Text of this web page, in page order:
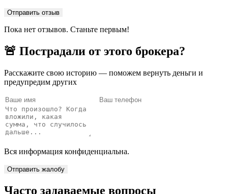
Пока нет отзывов. Станьте первым!
🚨 Пострадали от этого брокера?
Расскажите свою историю — поможем вернуть деньги и
предупредим других
Вся информация конфиденциальна.
Отправить жалобу
Часто задаваемые вопросы